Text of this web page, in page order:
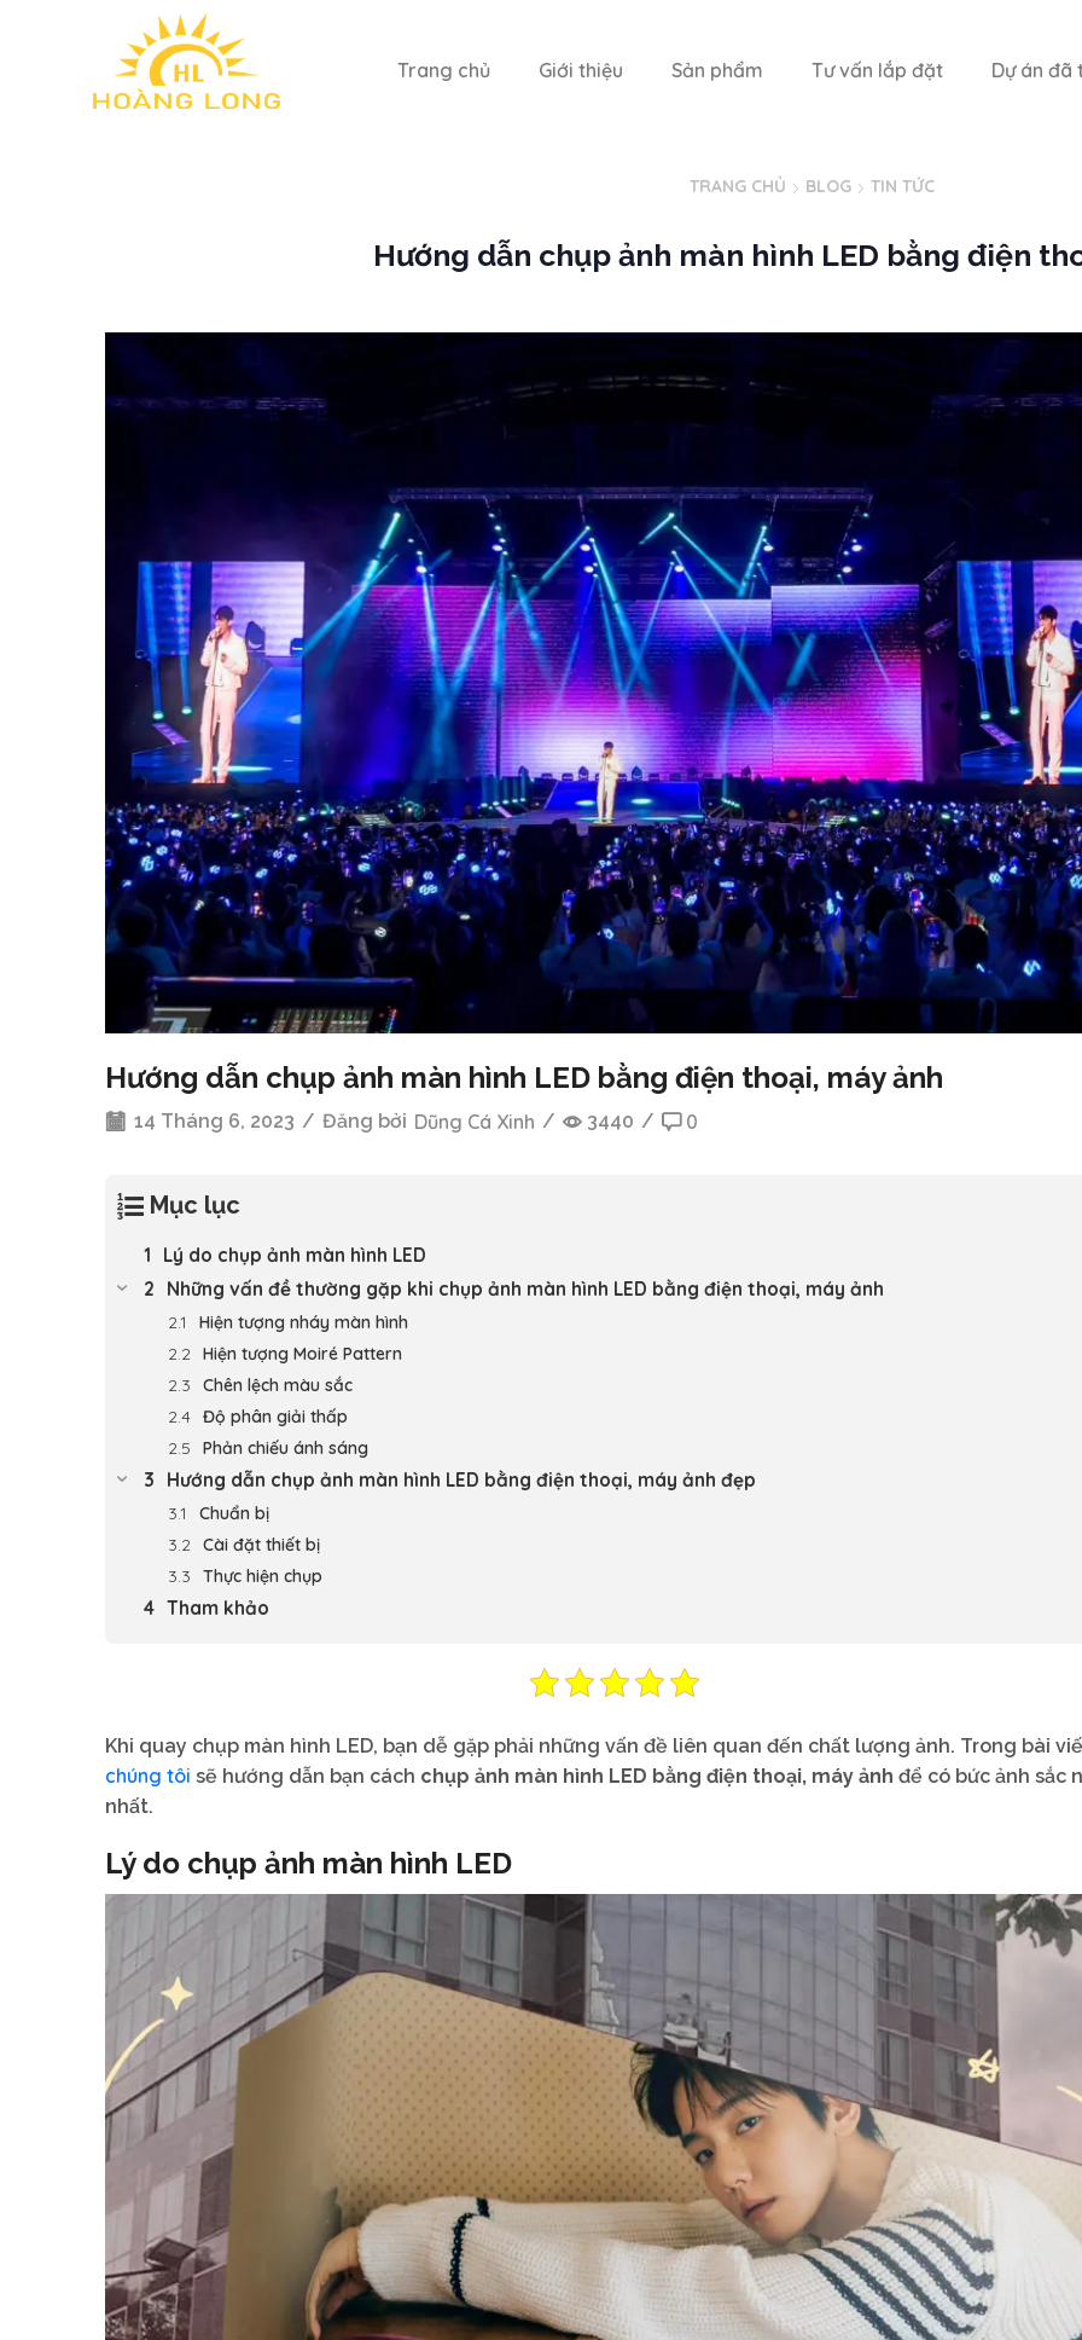
Trang chủ Giới thiệu Sản phẩm Tư vấn lắp đặt Dự án đã
TRANG CHỦ BLOG TIN TỨC
Hướng dẫn chụp ảnh màn hình LED bằng điện
Hướng dẫn chụp ảnh màn hình LED bằng điện thoại, máy ảnh
14 Tháng 6, 2023 / Đăng bởi Dũng Cá Xinh / 3440 / 0
Mục lục
Lý do chụp ảnh màn hình LED
Những vấn đề thường gặp khi chụp ảnh màn hình LED bằng điện thoại, máy ảnh
Hiện tượng nháy màn hình
Hiện tượng Moiré Pattern
Chên lệch màu sắc
Độ phân giải thấp
Phản chiếu ánh sáng
Hướng dẫn chụp ảnh màn hình LED bằng điện thoại, máy ảnh đẹp
Chuẩn bị
Cài đặt thiết bị
Thực hiện chụp
Tham khảo
Khi quay chụp màn hình LED, bạn dễ gặp phải những vấn đề liên quan đến chất lượng ảnh. Trong bài
chúng tôi sẽ hướng dẫn bạn cách chụp ảnh màn hình LED bằng điện thoại, máy ảnh để có bức ảnh sắc
nhất.
Lý do chụp ảnh màn hình LED